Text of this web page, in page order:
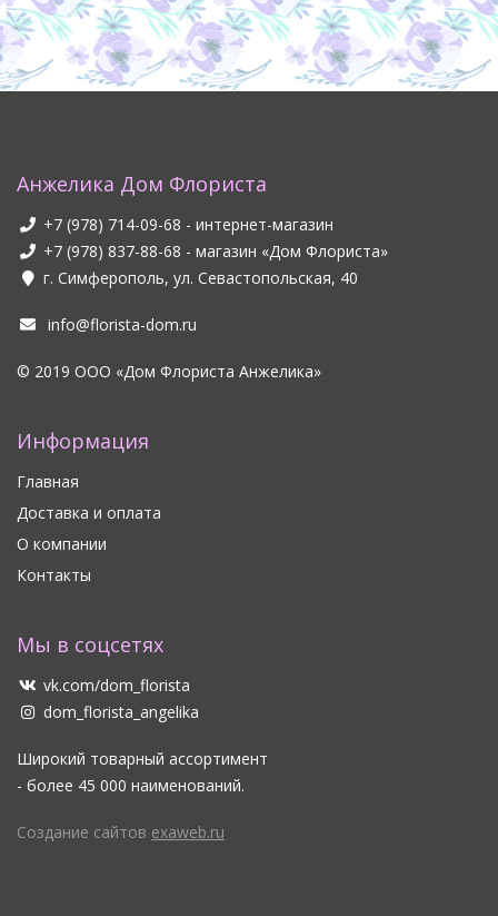
Анжелика Дом Флориста
+7 (978) 714-09-68 - интернет-магазин
+7 (978) 837-88-68 - магазин «Дом Флориста»
г. Симферополь, ул. Севастопольская, 40
info@florista-dom.ru
© 2019 ООО «Дом Флориста Анжелика»
Информация
Главная
Доставка и оплата
О компании
Контакты
Мы в соцсетях
vk.com/dom_florista
dom_florista_angelika
Широкий товарный ассортимент
- более 45 000 наименований.
Создание сайтов exaweb.ru